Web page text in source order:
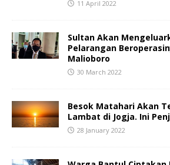
11 April 2022
Sultan Akan
Pelarangan
Malioboro
30 March 2022
Besok Matahari Akan
Lambat di Jogja. Ini
28 January 2022